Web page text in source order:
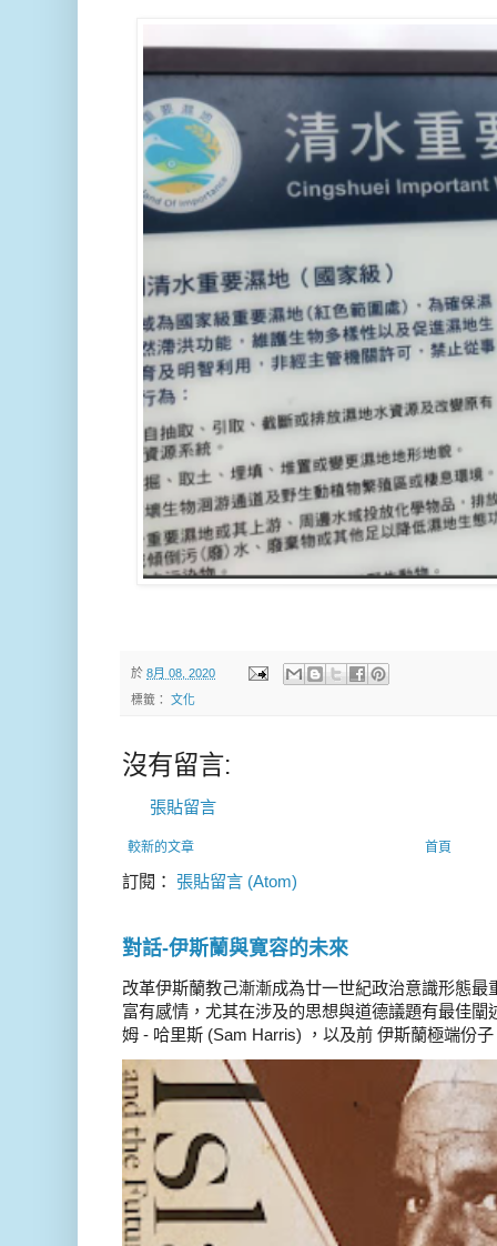
於 8月 08, 2020
標籤： 文化
沒有留言:
張貼留言
較新的文章 首頁
訂閱： 張貼留言 (Atom)
對話-伊斯蘭與寛容的未來
改革伊斯蘭教己漸漸成為廿一世紀政治意識形態
富有感情，尤其在涉及的思想與道德議題有最佳
姆 - 哈里斯 (Sam Harris) ，以及前 伊斯蘭極端份